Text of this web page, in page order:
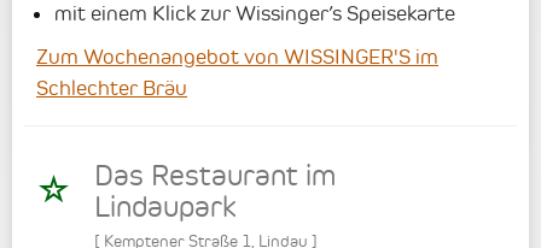
mit einem Klick zur Wissinger’s Speisekarte
Zum Wochenangebot von WISSINGER'S im
Schlechter Bräu
Das Restaurant im
Lindaupark
[ Kemptener Straße 1 Lindau ]